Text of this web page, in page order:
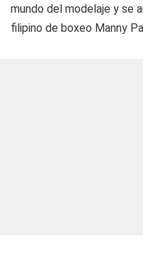
mundo del modelaje y se
filipino de boxeo Manny